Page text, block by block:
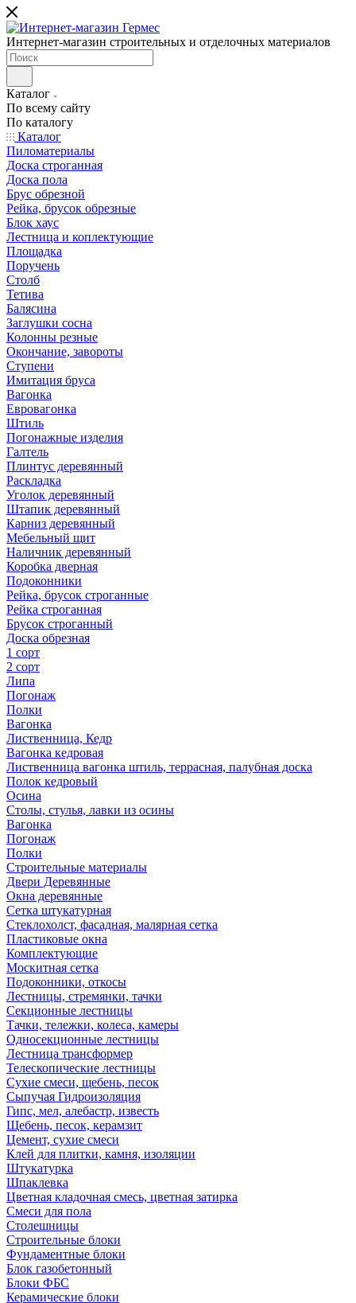
Интернет-магазин строительных и отделочных материалов
Каталог
По всему сайту
По каталогу
Каталог
Пиломатериалы
Доска строганная
Доска пола
Брус обрезной
Рейка, брусок обрезные
Блок хаус
Лестница и коплектующие
Площадка
Поручень
Столб
Тетива
Балясина
Заглушки сосна
Колонны резные
Окончание, завороты
Ступени
Имитация бруса
Вагонка
Евровагонка
Штиль
Погонажные изделия
Галтель
Плинтус деревянный
Раскладка
Уголок деревянный
Штапик деревянный
Карниз деревянный
Мебельный щит
Наличник деревянный
Коробка дверная
Подоконники
Рейка, брусок строганные
Рейка строганная
Брусок строганный
Доска обрезная
1 сорт
2 сорт
Липа
Погонаж
Полки
Вагонка
Лиственница, Кедр
Вагонка кедровая
Лиственница вагонка штиль, террасная, палубная доска
Полок кедровый
Осина
Столы, стулья, лавки из осины
Вагонка
Погонаж
Полки
Строительные материалы
Двери Деревянные
Окна деревянные
Сетка штукатурная
Стеклохолст, фасадная, малярная сетка
Пластиковые окна
Комплектующие
Москитная сетка
Подоконники, откосы
Лестницы, стремянки, тачки
Секционные лестницы
Тачки, тележки, колеса, камеры
Односекционные лестницы
Лестница трансформер
Телескопические лестницы
Сухие смеси, щебень, песок
Сыпучая Гидроизоляция
Гипс, мел, алебастр, известь
Щебень, песок, керамзит
Цемент, сухие смеси
Клей для плитки, камня, изоляции
Штукатурка
Шпаклевка
Цветная кладочная смесь, цветная затирка
Смеси для пола
Столешницы
Строительные блоки
Фундаментные блоки
Блок газобетонный
Блоки ФБС
Керамические блоки